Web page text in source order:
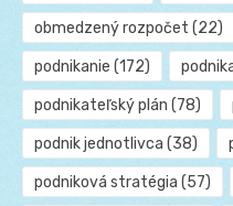
obmedzený rozpočet (22)
podnikanie (172)
podnikateľský plán (78)
podnik jednotlivca (38)
podniková stratégia (57)